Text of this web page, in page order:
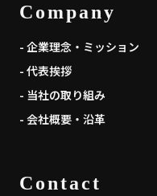
Company
- 企業理念・ミッション
- 代表挨拶
- 当社の取り組み
- 会社概要・沿革
Contact